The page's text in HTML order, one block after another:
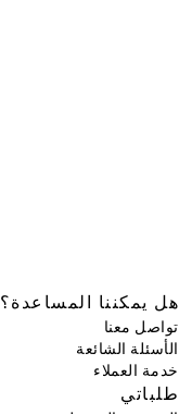
هل يمكننا المساعدة؟
تواصل معنا
الأسئلة الشائعة
خدمة العملاء
طلباتي